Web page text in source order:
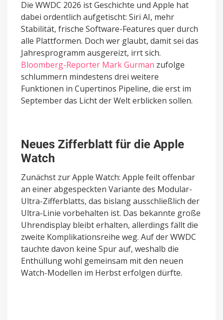
Die WWDC 2026 ist Geschichte und Apple hat
dabei ordentlich aufgetischt: Siri AI, mehr
Stabilität, frische Software-Features quer durch
alle Plattformen. Doch wer glaubt, damit sei das
Jahresprogramm ausgereizt, irrt sich.
Bloomberg-Reporter Mark Gurman zufolge
schlummern mindestens drei weitere
Funktionen in Cupertinos Pipeline, die erst im
September das Licht der Welt erblicken sollen.
Neues Zifferblatt für die Apple
Watch
Zunächst zur Apple Watch: Apple feilt offenbar
an einer abgespeckten Variante des Modular-
Ultra-Zifferblatts, das bislang ausschließlich der
Ultra-Linie vorbehalten ist. Das bekannte große
Uhrendisplay bleibt erhalten, allerdings fällt die
zweite Komplikationsreihe weg. Auf der WWDC
tauchte davon keine Spur auf, weshalb die
Enthüllung wohl gemeinsam mit den neuen
Watch-Modellen im Herbst erfolgen dürfte.